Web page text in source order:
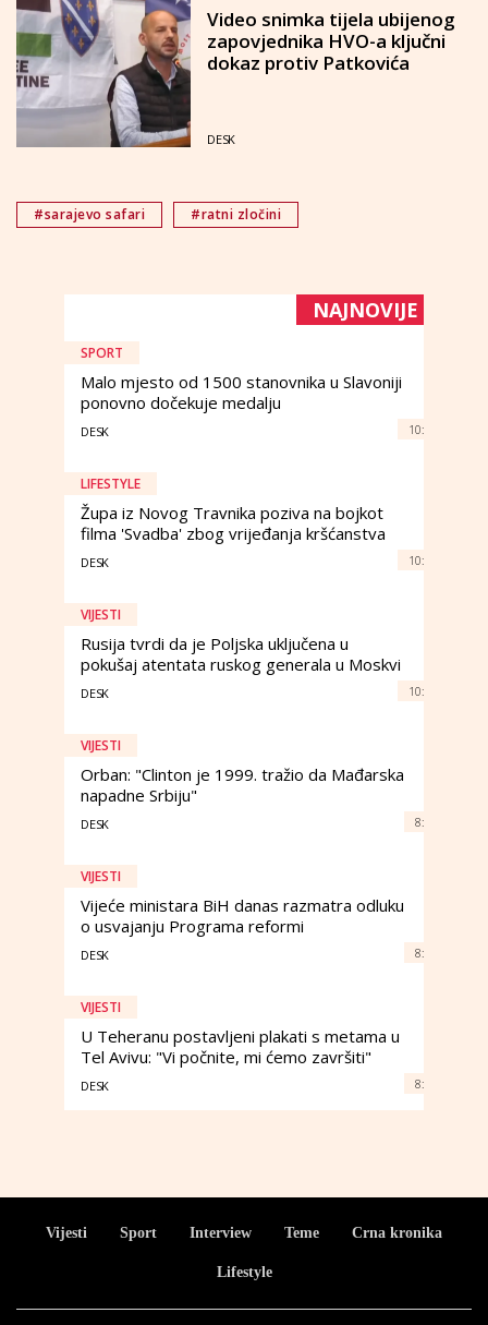
Video snimka tijela ubijenog
zapovjednika HVO-a ključni
dokaz protiv Patkovića
DESK
#sarajevo safari #ratni zločini
NAJNOVIJE
SPORT
Malo mjesto od 1500 stanovnika u Slavoniji
ponovno dočekuje medalju
DESK 10:
LIFESTYLE
Župa iz Novog Travnika poziva na bojkot
filma 'Svadba' zbog vrijeđanja kršćanstva
DESK 10:
VIJESTI
Rusija tvrdi da je Poljska uključena u
pokušaj atentata ruskog generala u Moskvi
DESK 10:
VIJESTI
Orban: "Clinton je 1999. tražio da Mađarska
napadne Srbiju"
DESK 8:
VIJESTI
Vijeće ministara BiH danas razmatra odluku
o usvajanju Programa reformi
DESK 8:
VIJESTI
U Teheranu postavljeni plakati s metama u
Tel Avivu: "Vi počnite, mi ćemo završiti"
DESK 8:
Vijesti Sport Interview Teme Crna kronika
Lifestyle